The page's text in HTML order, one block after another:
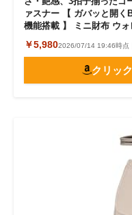
ァスナー 【 ガバッと開
機能搭載 】 ミニ財布 ウ
￥5,9802026/07/14 19:46時点
クリッ